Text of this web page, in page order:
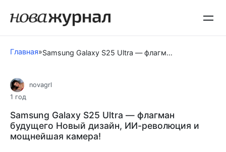
Главная» Samsung Galaxy S25 Ultra — флагман будущего Новый дизайн, ИИ-революция и мощнейшая камера!
novagrl
1 год
Samsung Galaxy S25 Ultra — флагман
будущего Новый дизайн, ИИ-революция и
мощнейшая камера!